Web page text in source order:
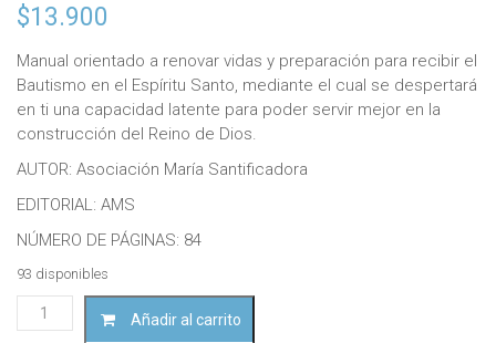
$13.900
Manual orientado a renovar vidas y preparación para recibir el
Bautismo en el Espíritu Santo, mediante el cual se despertará
en ti una capacidad latente para poder servir mejor en la
construcción del Reino de Dios.
AUTOR: Asociación María Santificadora
EDITORIAL: AMS
NÚMERO DE PÁGINAS: 84
93 disponibles
Seminario
de
Añadir al carrito